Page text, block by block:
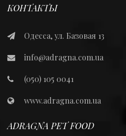
КОНТАКТЫ
Одесса, ул. Базовая 13
info@adragna.com.ua
(050) 105 0041
www.adragna.com.ua
ADRAGNA PET FOOD